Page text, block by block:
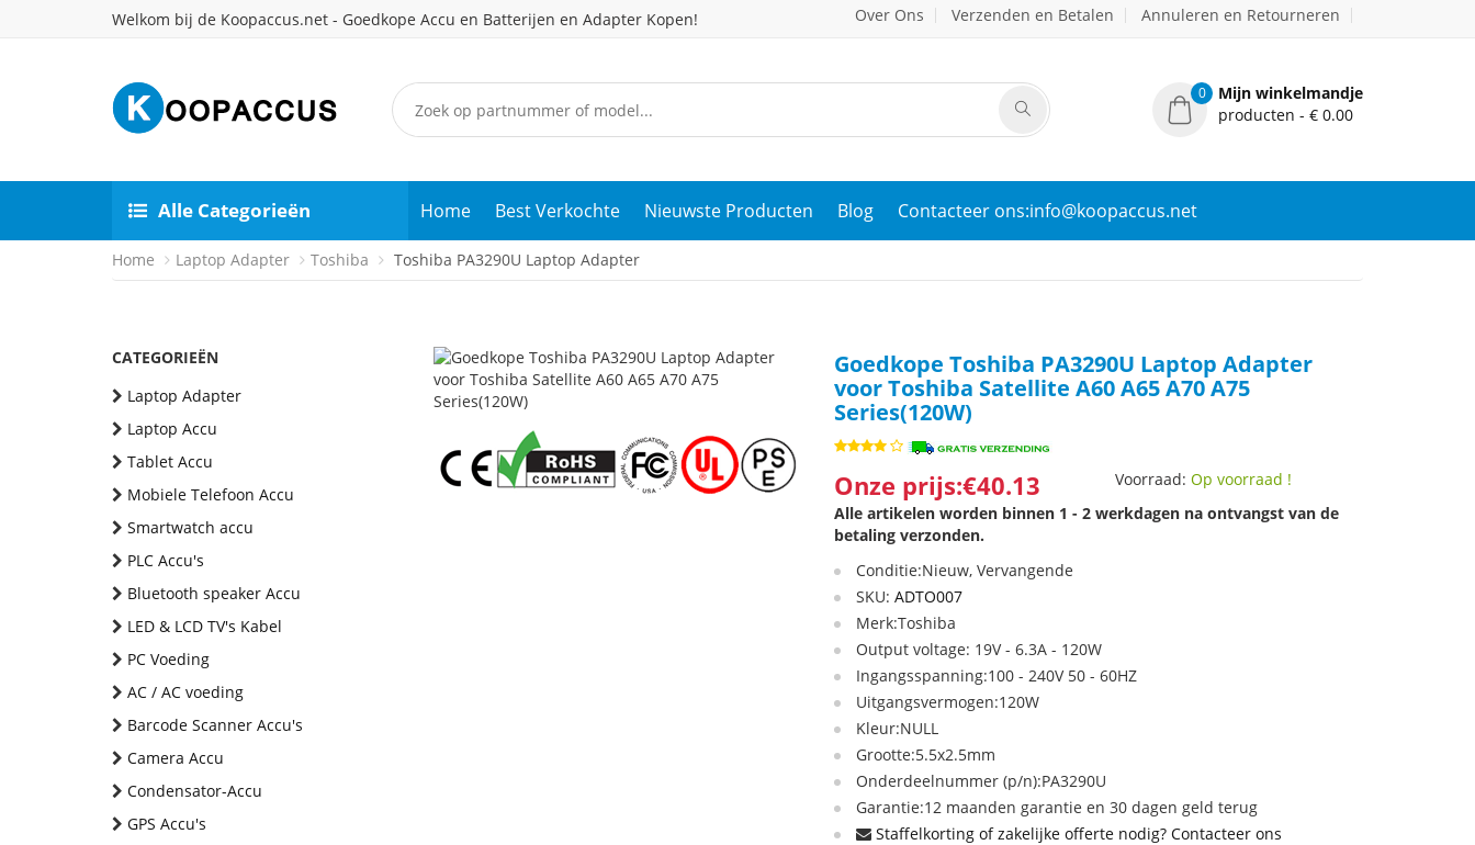
Welkom bij de Koopaccus.net - Goedkope Accu en Batterijen en Adapter Kopen! Over Ons Verzenden en Betalen Annuleren en Retourneren
0
Mijn winkelmandje
producten - € 0.00
Alle Categorieën Home Best Verkochte Nieuwste Producten Blog Contacteer ons:info@koopaccus.net
Home Laptop Adapter Toshiba Toshiba PA3290U Laptop Adapter
CATEGORIEËN
Laptop Adapter
Laptop Accu
Tablet Accu
Mobiele Telefoon Accu
Smartwatch accu
PLC Accu's
Bluetooth speaker Accu
LED & LCD TV's Kabel
PC Voeding
AC / AC voeding
Barcode Scanner Accu's
Camera Accu
Condensator-Accu
GPS Accu's
Goedkope Toshiba PA3290U Laptop Adapter
voor Toshiba Satellite A60 A65 A70 A75
Series(120W)
Onze prijs:€40.13 Voorraad:Op voorraad !
Alle artikelen worden binnen 1 - 2 werkdagen na ontvangst van de
betaling verzonden.
Conditie:Nieuw, Vervangende
SKU:ADTO007
Merk:Toshiba
Output voltage: 19V - 6.3A - 120W
Ingangsspanning:100 - 240V 50 - 60HZ
Uitgangsvermogen:120W
Kleur:NULL
Grootte:5.5x2.5mm
Onderdeelnummer (p/n):PA3290U
Garantie:12 maanden garantie en 30 dagen geld terug
Staffelkorting of zakelijke offerte nodig? Contacteer ons